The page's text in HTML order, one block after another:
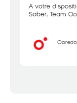
A votre
Saber, Team